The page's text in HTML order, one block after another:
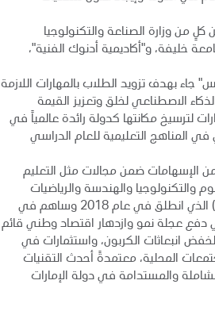
وزارة الصناعة والتكنولوجيا
خليفة، و"أكاديمية أدنوك الفنية"،
جاء بهدف تزويد الطلاب بالمهارات اللازمة
الاصطناعي لخلق وتعزيز القيمة
لترسيخ مكانتها كدولة رائدة عالمياً في
الاصطناعي في المناهج التعليمية للعام الدراسي
من الإسهامات ضمن مجالات مثل التعليم
والتكنولوجيا والهندسة والرياضيات
والبرمجيات الحديثة في مجالات الذكاء الاصطناعي والتكنولوجيا المتقدِّمة (STEM) الذي انطلق في عام 2018 وساهم في
في دفع عجلة نمو وازدهار اقتصاد وطني قائم
انبعاثات الكربون، واستثمارات في
المحلية، معتمدةً أحدث التقنيات
الشاملة والمستدامة في دولة الإمارات